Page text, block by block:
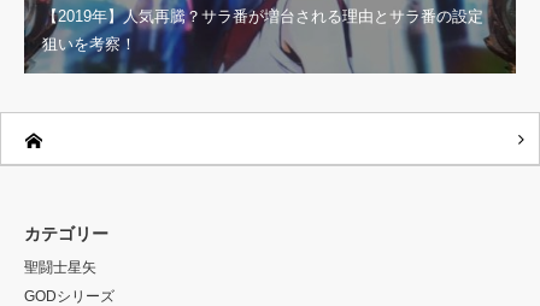
【2019年】人気再騰？サラ番が増台される理由とサラ番の設定
狙いを考察！
カテゴリー
聖闘士星矢
GODシリーズ